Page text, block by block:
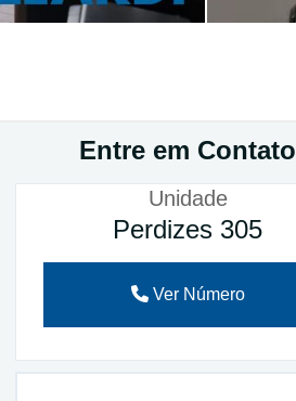
Entre em Contato
Unidade
Perdizes 305
Ver Número